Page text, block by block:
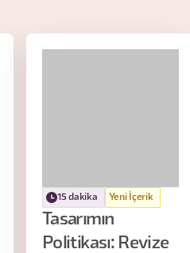
15 dakika Yeni İçerik
Tasarımın
Politikası: Revize